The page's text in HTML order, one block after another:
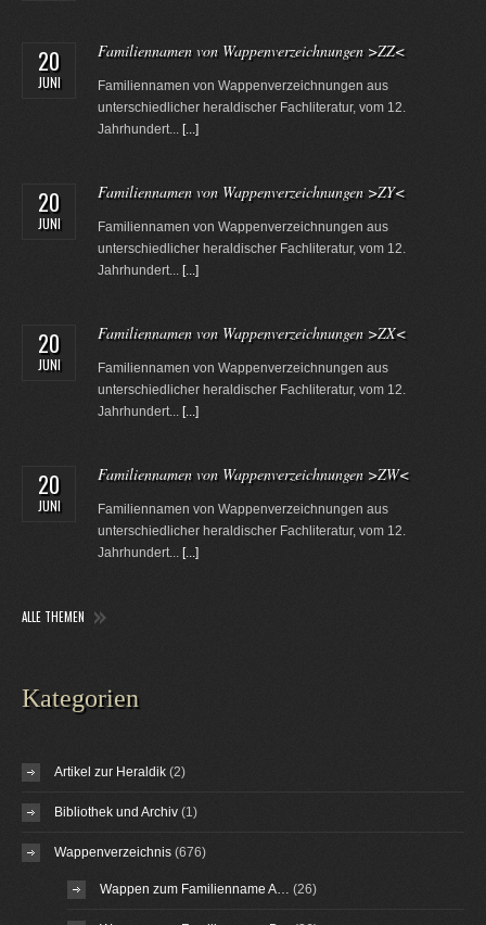
20
JUNI
Familiennamen von Wappenverzeichnungen >ZZ<
Familiennamen von Wappenverzeichnungen aus
unterschiedlicher heraldischer Fachliteratur, vom 12.
Jahrhundert... [...]
20
JUNI
Familiennamen von Wappenverzeichnungen >ZY<
Familiennamen von Wappenverzeichnungen aus
unterschiedlicher heraldischer Fachliteratur, vom 12.
Jahrhundert... [...]
20
JUNI
Familiennamen von Wappenverzeichnungen >ZX<
Familiennamen von Wappenverzeichnungen aus
unterschiedlicher heraldischer Fachliteratur, vom 12.
Jahrhundert... [...]
20
JUNI
Familiennamen von Wappenverzeichnungen >ZW<
Familiennamen von Wappenverzeichnungen aus
unterschiedlicher heraldischer Fachliteratur, vom 12.
Jahrhundert... [...]
ALLE THEMEN
Kategorien
Artikel zur Heraldik (2)
Bibliothek und Archiv (1)
Wappenverzeichnis (676)
Wappen zum Familienname A… (26)